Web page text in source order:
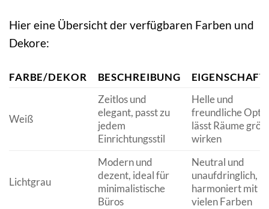
Hier eine Übersicht der verfügbaren Farben und
Dekore:
FARBE/DEKOR BESCHREIBUNG
Weiß
Zeitlos und
elegant, passt zu
jedem
Einrichtungsstil
Helle und
freundliche
lässt Räume
wirken
Lichtgrau
Modern und
dezent, ideal für
minimalistische
Büros
Neutral und
unaufdringlich,
harmoniert mit
vielen Farben